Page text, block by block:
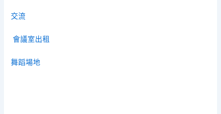
交流
會議室出租
舞蹈場地